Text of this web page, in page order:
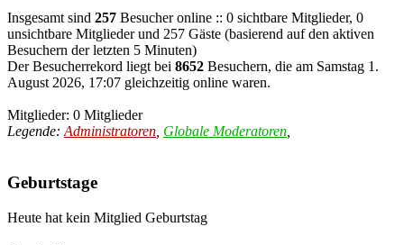
Insgesamt sind 257 Besucher online :: 0 sichtbare Mitglieder, 0
unsichtbare Mitglieder und 257 Gäste (basierend auf den aktiven
Besuchern der letzten 5 Minuten)
Der Besucherrekord liegt bei 8652 Besuchern, die am Samstag 1.
August 2026, 17:07 gleichzeitig online waren.
Mitglieder: 0 Mitglieder
Legende: Administratoren Globale Moderatoren
Geburtstage
Heute hat kein Mitglied Geburtstag